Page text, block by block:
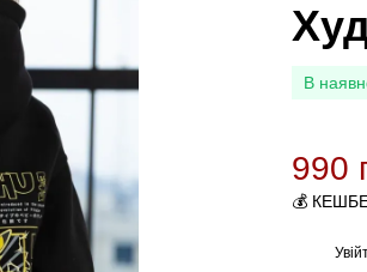
В
990
💰